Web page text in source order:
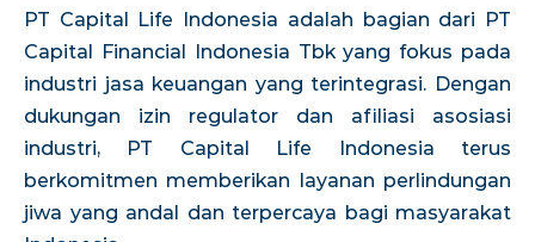
PT Capital Life Indonesia adalah bagian dari PT
Capital Financial Indonesia Tbk yang fokus pada
industri jasa keuangan yang terintegrasi. Dengan
dukungan izin regulator dan afiliasi asosiasi
industri, PT Capital Life Indonesia terus
berkomitmen memberikan layanan perlindungan
jiwa yang andal dan terpercaya bagi masyarakat